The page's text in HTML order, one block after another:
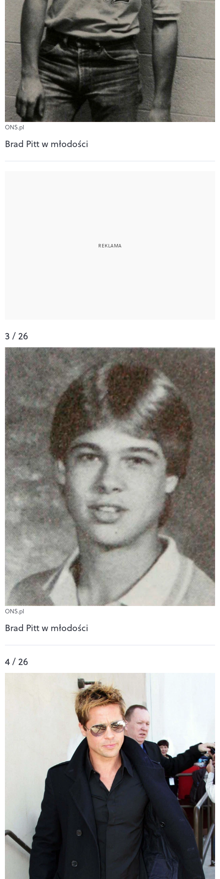
ONS.pl
Brad Pitt w młodości
3 / 26
ONS.pl
Brad Pitt w młodości
4 / 26